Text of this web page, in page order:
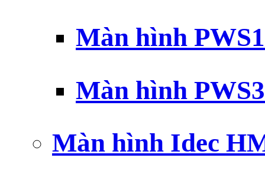
Màn hình
Màn hình
Màn hình Idec